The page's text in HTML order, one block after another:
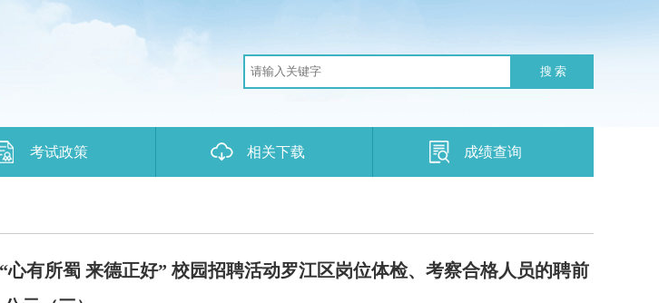
搜 索
考试政策 相关下载 成绩查询
有所蜀 来德正好” 校园招聘活动罗江区岗位体检、考察合格人员的聘前